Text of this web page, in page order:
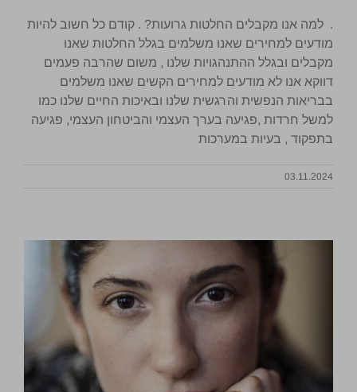
. למה אנו מקבלים החלטות גרועות? . קודם כל חשוב להיות
מודעים למחירים שאנו משלמים בגלל החלטות שאנו
מקבלים ובגלל ההתנהגויות שלנו , משום שהרבה פעמים
דווקא אנו לא מודעים למחירים הקשים שאנו משלמים
בבריאות הנפשית והרגשית שלנו ובאיכות החיים שלנו כמו
למשל חרדות ,פגיעה בערך העצמי והביטחון העצמי, פגיעה
בתפקוד , בעיות במערכות
03.11.2024